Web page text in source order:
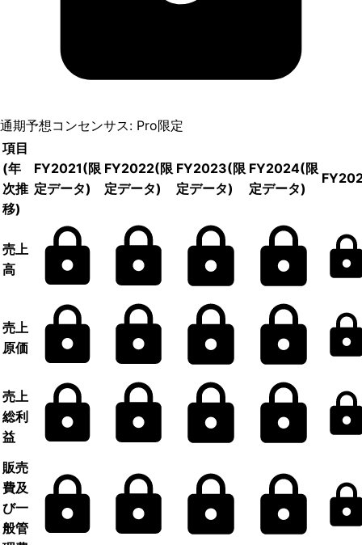
通期予想コンセンサス: Pro限定
項目
(年
次推
移)
FY2021(限
定データ)
FY2022(限
定データ)
FY2023(限
定データ)
FY2024(限
定データ)
売上
高
売上
原価
売上
総利
益
販売
費及
び一
般管